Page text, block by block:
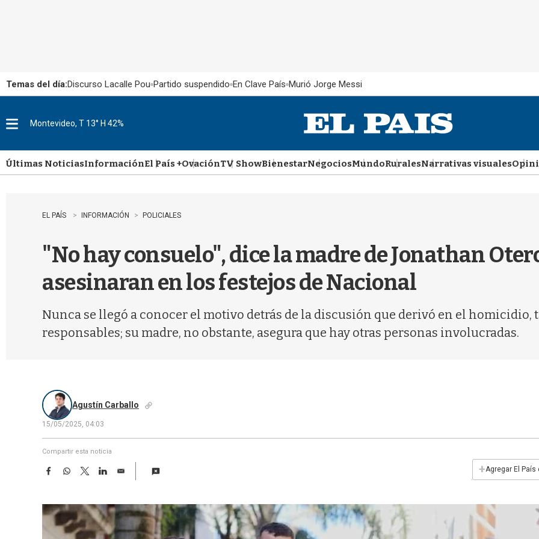
Temas del día:Discurso Lacalle Pou Partido suspendido En Clave País Murió Jorge Messi
u
Montevideo, T 13° H 42%
Últimas NoticiasInformaciónEl País +OvaciónTV ShowBienestarNegociosMundoRuralesNarrativas visuales
EL PAÍS INFORMACIÓN POLICIALES
"No hay consuelo", dice la madre de Jonathan
asesinaran en los festejos de Nacional
Nunca se llegó a conocer el motivo detrás de la discusión que derivó en el homicidio,
responsables; su madre, no obstante, asegura que hay otras personas involucradas.
Agustín Carballo
15/05/2025, 04:03
Compartir esta noticia
F
e
b
o
W
t
s
A
T
w
t
t
e
L
k
e
d
E
i
l
+Agregar El País